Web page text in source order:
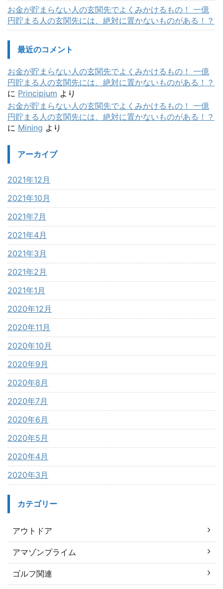
お金が貯まらない人の玄関先でよくみかけるもの！ 一億
円貯まる人の玄関先には、絶対に置かないものがある！？
最近のコメント
お金が貯まらない人の玄関先でよくみかけるもの！ 一億
円貯まる人の玄関先には、絶対に置かないものがある！？
に Principium より
お金が貯まらない人の玄関先でよくみかけるもの！ 一億
円貯まる人の玄関先には、絶対に置かないものがある！？
に Mining より
アーカイブ
2021年12月
2021年10月
2021年7月
2021年4月
2021年3月
2021年2月
2021年1月
2020年12月
2020年11月
2020年10月
2020年9月
2020年8月
2020年7月
2020年6月
2020年5月
2020年4月
2020年3月
カテゴリー
アウトドア
アマゾンプライム
ゴルフ関連